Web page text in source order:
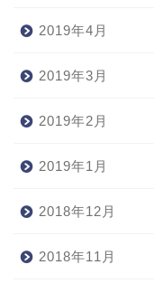
2019年4月
2019年3月
2019年2月
2019年1月
2018年12月
2018年11月